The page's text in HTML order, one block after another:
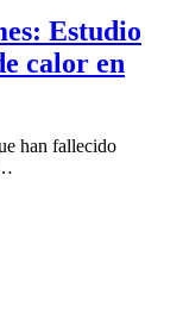
Estudio
calor en
han fallecido